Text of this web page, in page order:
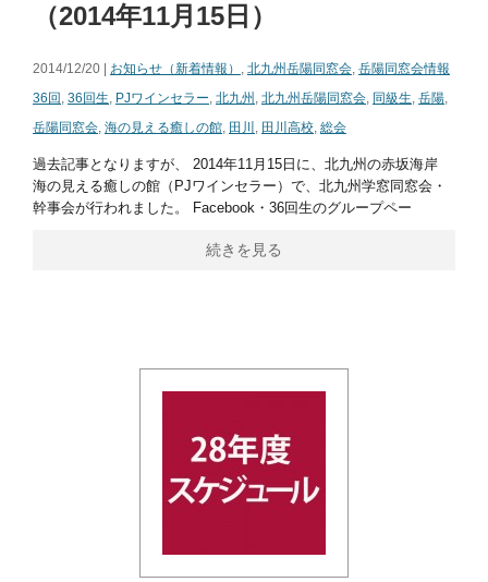
（2014年11月15日）
2014/12/20 | お知らせ（新着情報） , 北九州岳陽同窓会, 岳陽同窓会情報
36回 , 36回生, PJワインセラー, 北九州 , 北九州岳陽同窓会, 同級生, 岳陽,
岳陽同窓会, 海の見える癒しの館, 田川 , 田川高校, 総会
過去記事となりますが、 2014年11月15日に、北九州の赤坂海岸
海の見える癒しの館（PJワインセラー）で、北九州学窓同窓会・
幹事会が行われました。 Facebook・36回生のグループペー
続きを見る